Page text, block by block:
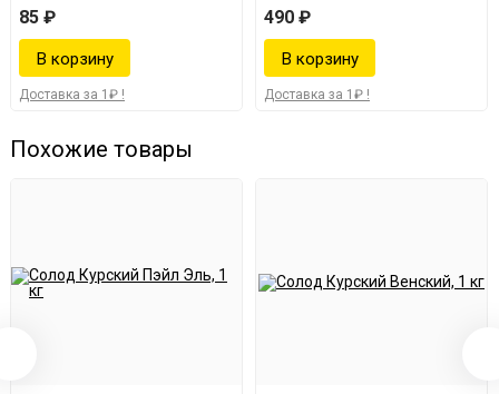
85 ₽
Доставка за 1₽ !
490 ₽
Доставка за 1₽ !
Похожие товары